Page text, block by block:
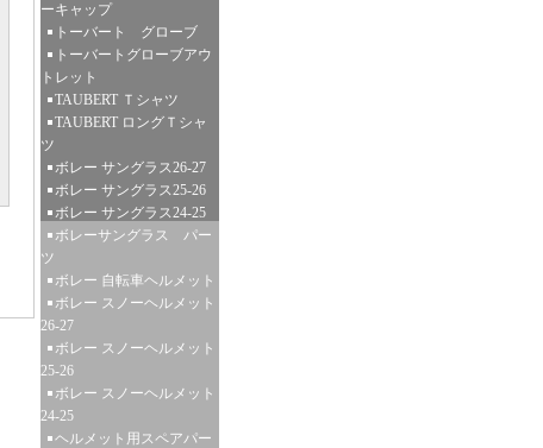
ーキャップ
トーバート グローブ
トーバートグローブアウ
トレット
TAUBERT Ｔシャツ
TAUBERT ロングＴシャ
ツ
ボレー サングラス26-27
ボレー サングラス25-26
ボレー サングラス24-25
ボレーサングラス パー
ツ
ボレー 自転車ヘルメット
ボレー スノーヘルメット
26-27
ボレー スノーヘルメット
25-26
ボレー スノーヘルメット
24-25
ヘルメット用スペアパー